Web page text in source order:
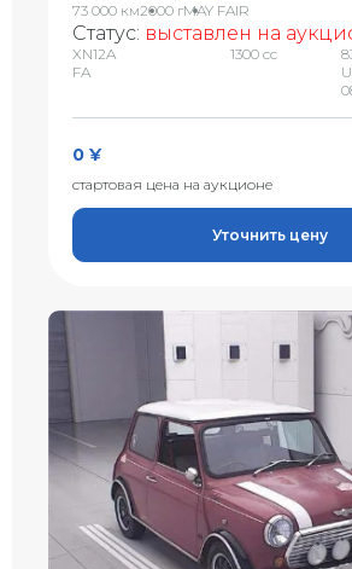
73 000 км2000 гMAY FAIR
Статус: выставлен на
XN12A
FA
1300 сс
0 ¥
стартовая цена на аукционе
Уточнить цену